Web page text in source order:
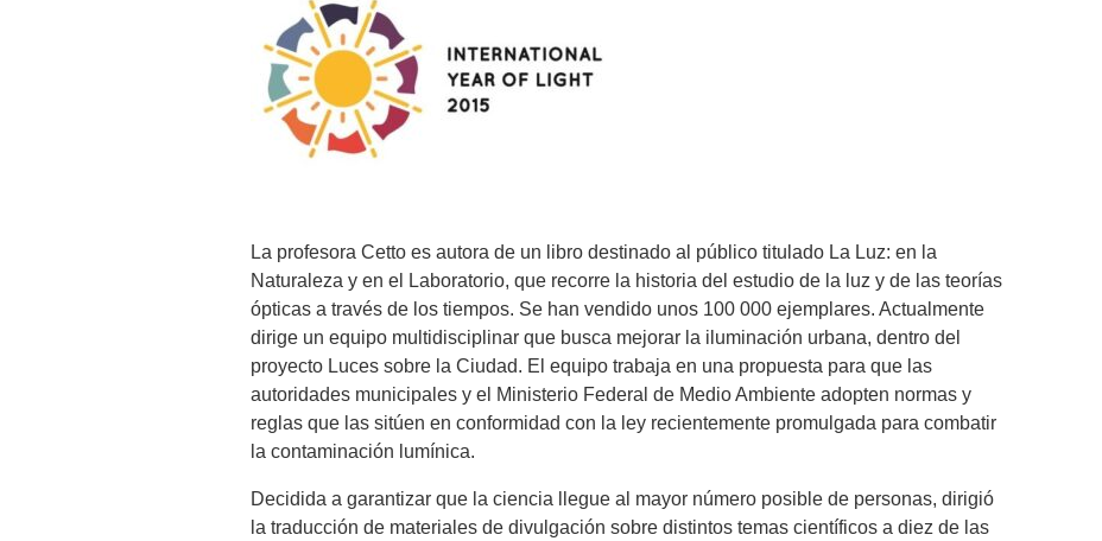
La profesora Cetto es autora de un libro destinado al público titulado La Luz: en la
Naturaleza y en el Laboratorio, que recorre la historia del estudio de la luz y de las teorías
ópticas a través de los tiempos. Se han vendido unos 100 000 ejemplares. Actualmente
dirige un equipo multidisciplinar que busca mejorar la iluminación urbana, dentro del
proyecto Luces sobre la Ciudad. El equipo trabaja en una propuesta para que las
autoridades municipales y el Ministerio Federal de Medio Ambiente adopten normas y
reglas que las sitúen en conformidad con la ley recientemente promulgada para combatir
la contaminación lumínica.
Decidida a garantizar que la ciencia llegue al mayor número posible de personas, dirigió
la traducción de materiales de divulgación sobre distintos temas científicos a diez de las